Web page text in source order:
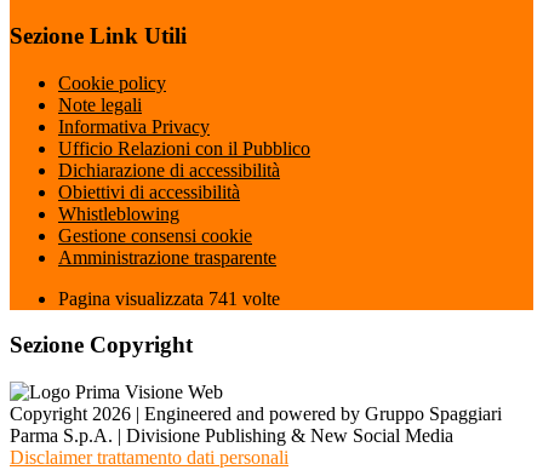
Sezione Link Utili
Cookie policy
Note legali
Informativa Privacy
Ufficio Relazioni con il Pubblico
Dichiarazione di accessibilità
Obiettivi di accessibilità
Whistleblowing
Gestione consensi cookie
Amministrazione trasparente
Pagina visualizzata 741 volte
Sezione Copyright
Copyright 2026 | Engineered and powered by Gruppo Spaggiari
Parma S.p.A. | Divisione Publishing & New Social Media
Disclaimer trattamento dati personali